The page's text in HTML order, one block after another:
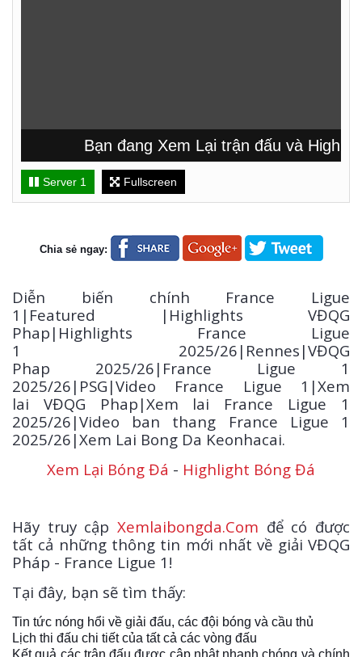
Bạn đang Xem Lại trận đấu và
Server 1 Fullscreen
Chia sẻ ngay:
Diễn biến chính France Ligue
1|Featured |Highlights VĐQG
Phap|Highlights France Ligue
1 2025/26|Rennes|VĐQG
Phap 2025/26|France Ligue 1
2025/26|PSG|Video France Ligue 1|Xem
lai VĐQG Phap|Xem lai France Ligue 1
2025/26|Video ban thang France Ligue 1
2025/26|Xem Lai Bong Da Keonhacai.
Xem Lại Bóng Đá - Highlight Bóng Đá
Hãy truy cập Xemlaibongda.Com để có được
tất cả những thông tin mới nhất về giải VĐQG
Pháp - France Ligue 1!
Tại đây, bạn sẽ tìm thấy:
Tin tức nóng hổi về giải đấu, các đội bóng và cầu thủ
Lịch thi đấu chi tiết của tất cả các vòng đấu
Kết quả các trận đấu được cập nhật nhanh chóng và chính